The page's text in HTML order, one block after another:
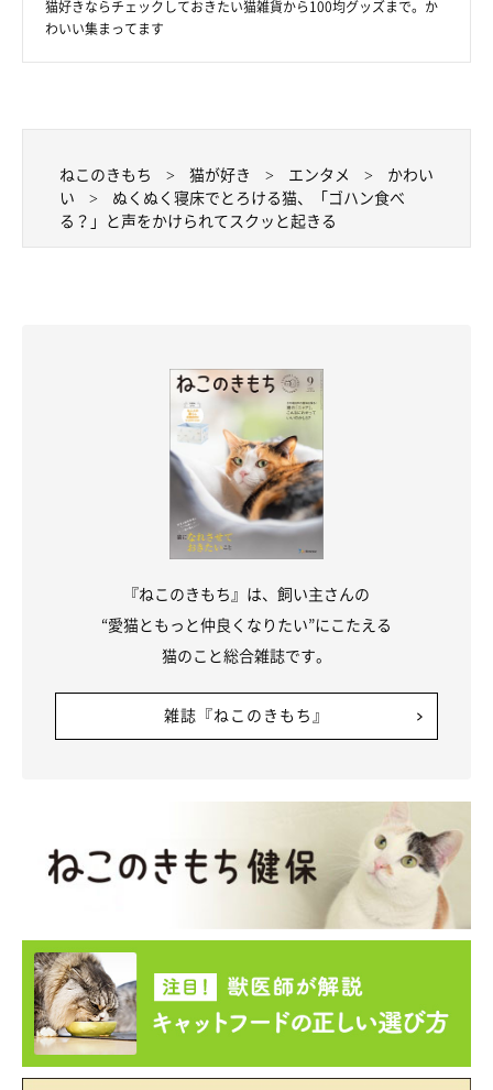
猫好きならチェックしておきたい猫雑貨から100均グッズまで。か
わいい集まってます
ねこのきもち 猫が好き エンタメ
かわい
い
ぬくぬく寝床でとろける猫、「ゴハン食べ
る？」と声をかけられてスクッと起きる
『ねこのきもち』は、飼い主さんの
“愛猫ともっと仲良くなりたい”にこたえる
猫のこと総合雑誌です。
雑誌『ねこのきもち』